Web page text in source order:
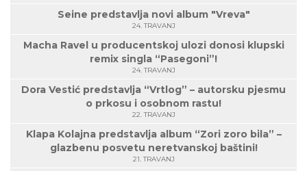
Seine predstavlja novi album "Vreva"
24. TRAVANJ
Macha Ravel u producentskoj ulozi donosi klupski
remix singla “Pasegoni”!
24. TRAVANJ
Dora Vestić predstavlja “Vrtlog” – autorsku pjesmu
o prkosu i osobnom rastu!
22. TRAVANJ
Klapa Kolajna predstavlja album “Zori zoro bila” –
glazbenu posvetu neretvanskoj baštini!
21. TRAVANJ